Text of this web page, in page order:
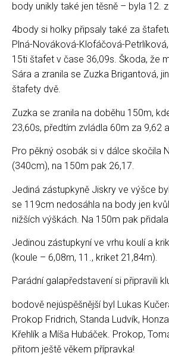
body unikly také jen těsně – byla 12.
4body si holky připsaly také za
Plná-Nováková-Klofáčová-
15ti štafet v čase 36,09s. Škoda, že
Sára a zranila se Zuzka Brigantová,
štafety dvě.
Zuzka se zranila na doběhu 150m,
23,60s, předtím zvládla 60m za 9,62
Pro pěkný osobák si v dálce skočila
(340cm), na 150m pak 26,17.
Jediná zástupkyně Jiskry ve výšce
se 119cm nedosáhla na body jen
nižších výškách. Na 150m pak přidala
Jedinou zástupkyní ve vrhu koulí a
(koule – 6,08m, 11., kriket 21,84m).
Parádní galapředstavení si připravili
bodově nejúspěšnější byl Lukas
Prokop Fridrich, Standa Ludvík,
Křehlík a Míša Hubáček. Prokop,
přitom ještě věkem přípravka!